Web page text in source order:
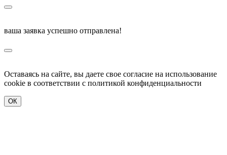
ваша заявка успешно отправлена!
Оставаясь на сайте, вы даете свое согласие на использование
cookie в соответствии c политикой конфиденциальности
ОК